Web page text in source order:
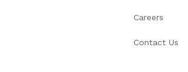
Careers
Contact Us